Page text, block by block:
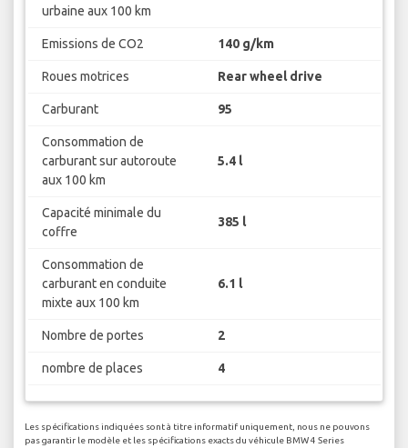
urbaine aux 100 km
Emissions de CO2 140 g/km
Roues motrices Rear wheel drive
Carburant 95
Consommation de
carburant sur autoroute
aux 100 km
5.4 l
Capacité minimale du
coffre
385 l
Consommation de
carburant en conduite
mixte aux 100 km
6.1 l
Nombre de portes 2
nombre de places 4
Les spécifications indiquées sont à titre informatif uniquement, nous ne pouvons
pas garantir le modèle et les spécifications exacts du véhicule BMW 4 Series